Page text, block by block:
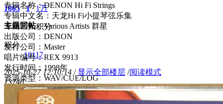
1865
主题
1
回帖
1万
积分
积分
10117
2025-10-27 12:10:14 / 显示全部楼层 /阅读模式
13740
专辑名称：DENON Hi Fi Strings
专辑中文名：天龙Hi Fi小提琴弦乐集
专辑艺人：Various Artists 群星
出版公司：DENON
发行公司：Master
唱片编号：REX 9913
发行时间：1998年
资源类型：WAV/CUE/LOG